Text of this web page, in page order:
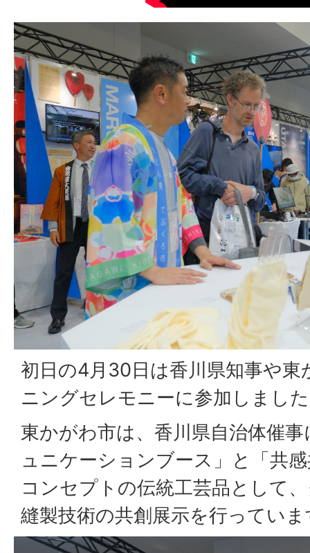
初日の4月30日は香川県知事や
ニングセレモニーに参加しまし
東かがわ市は、香川県自治体催
ュニケーションブース」と「共
コンセプトの伝統工芸品として
縫製技術の共創展示を行ってい